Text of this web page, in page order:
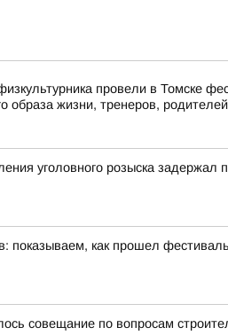
провели в Томске
образа жизни, тренеров,
уголовного розыска задержал
показываем, как прошел
совещание по вопросам